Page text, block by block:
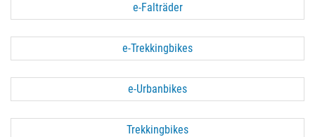
e-Falträder
e-Trekkingbikes
e-Urbanbikes
Trekkingbikes